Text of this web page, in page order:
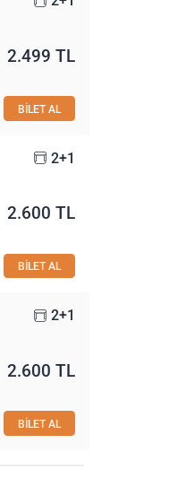
2.499 TL
BİLET AL
2+1
2.600 TL
BİLET AL
2+1
2.600 TL
BİLET AL